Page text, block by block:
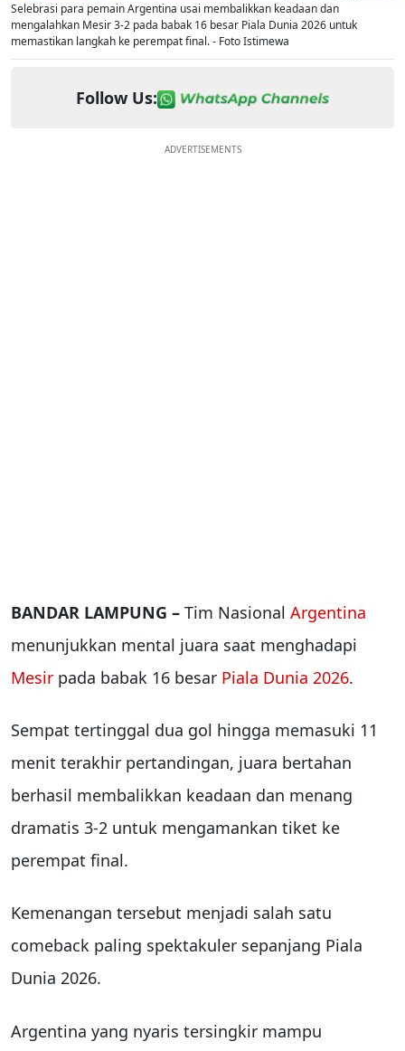
Selebrasi para pemain Argentina usai membalikkan keadaan dan
mengalahkan Mesir 3-2 pada babak 16 besar Piala Dunia 2026 untuk
memastikan langkah ke perempat final. - Foto Istimewa
Follow Us:
ADVERTISEMENTS
BANDAR LAMPUNG – Tim Nasional Argentina
menunjukkan mental juara saat menghadapi
Mesir pada babak 16 besar Piala Dunia 2026.
Sempat tertinggal dua gol hingga memasuki 11
menit terakhir pertandingan, juara bertahan
berhasil membalikkan keadaan dan menang
dramatis 3-2 untuk mengamankan tiket ke
perempat final.
Kemenangan tersebut menjadi salah satu
comeback paling spektakuler sepanjang Piala
Dunia 2026.
Argentina yang nyaris tersingkir mampu